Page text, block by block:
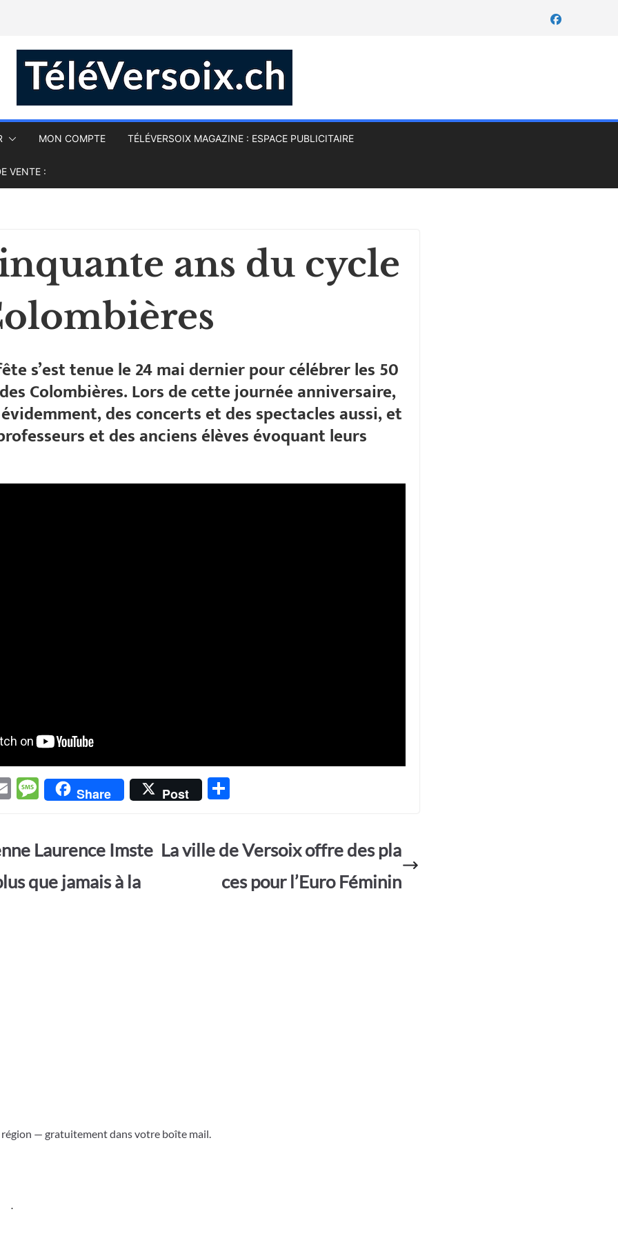
MON COMPTE TÉLÉVERSOIX MAGAZINE : ESPACE PUBLICITAIRE
VENTE :
ans du cycle
s’est tenue le 24 mai dernier pour célébrer les 50
Colombières. Lors de cette journée anniversaire,
des concerts et des spectacles aussi, et
et des anciens élèves évoquant leurs
E
M
es
g
e
Share Post
g
er
Laurence Imste
que jamais à la
La ville de Versoix offre des pla
ces pour l’Euro Féminin
région — gratuitement dans votre boîte mail.
.